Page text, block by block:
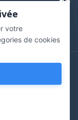
- tous droits
votre
de cookies